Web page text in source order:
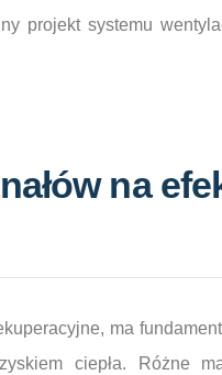
projekt systemu
na
ma
ciepła. Różne